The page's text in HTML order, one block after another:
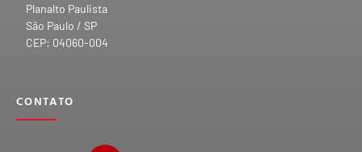
Planalto Paulista
São Paulo / SP
CEP: 04060-004
CONTATO